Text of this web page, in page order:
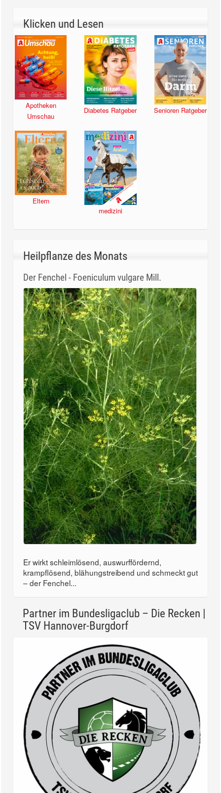
Klicken und Lesen
Apotheken
Umschau
Diabetes Ratgeber Senioren Ratgeber
Eltern
medizini
Heilpflanze des Monats
Der Fenchel - Foeniculum vulgare Mill.
Er wirkt schleimlösend, auswurffördernd,
krampflösend, blähungstreibend und schmeckt gut
– der Fenchel...
Partner im Bundesligaclub – Die Recken |
TSV Hannover-Burgdorf